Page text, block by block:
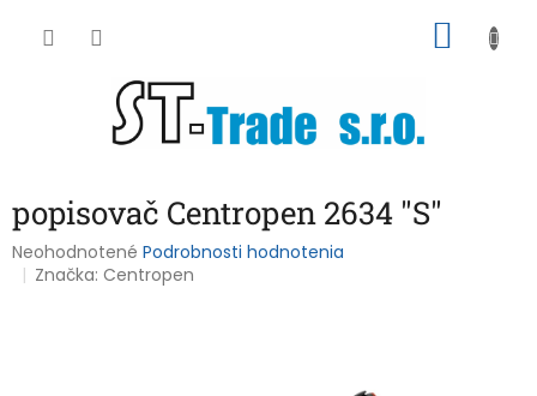
popisovač Centropen 2634 "S"
Priemerné
hodnotenie
Neohodnotené Podrobnosti hodnotenia
Značka:Centropen